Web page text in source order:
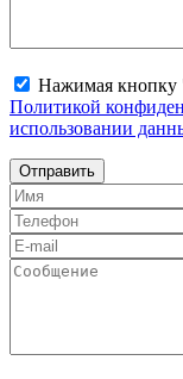
Нажимая кнопку
Политикой
использовании
Отправить